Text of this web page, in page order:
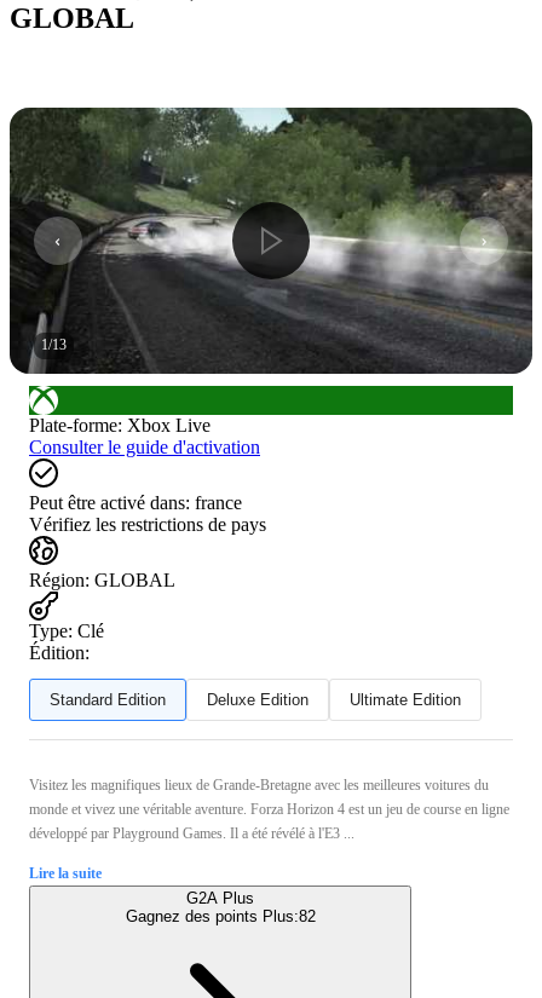
GLOBAL
1/13
Plate-forme: Xbox Live
Consulter le guide d'activation
Peut être activé dans: france
Vérifiez les restrictions de pays
Région: GLOBAL
Type: Clé
Édition:
Standard Edition Deluxe Edition Ultimate Edition
Visitez les magnifiques lieux de Grande-Bretagne avec les meilleures voitures du
monde et vivez une véritable aventure. Forza Horizon 4 est un jeu de course en ligne
développé par Playground Games. Il a été révélé à l'E3 ...
Lire la suite
G2A Plus
Gagnez des points Plus:82